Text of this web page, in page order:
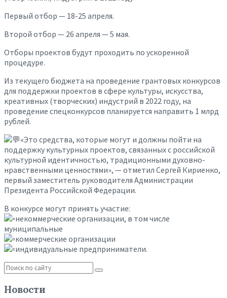
Первый отбор — 18-25 апреля.
Второй отбор — 26 апреля — 5 мая.
Отборы проектов будут проходить по ускоренной
процедуре.
Из текущего бюджета на проведение грантовых конкурсов
для поддержки проектов в сфере культуры, искусства,
креативных (творческих) индустрий в 2022 году, на
проведение спецконкурсов планируется направить 1 млрд
рублей.
«Это средства, которые могут и должны пойти на
поддержку культурных проектов, связанных с российской
культурной идентичностью, традиционными духовно-
нравственными ценностями», — отметил Сергей Кириенко,
первый заместитель руководителя Администрации
Президента Российской Федерации.
В конкурсе могут принять участие:
некоммерческие организации, в том числе
муниципальные
коммерческие организации
индивидуальные предприниматели.
Новости